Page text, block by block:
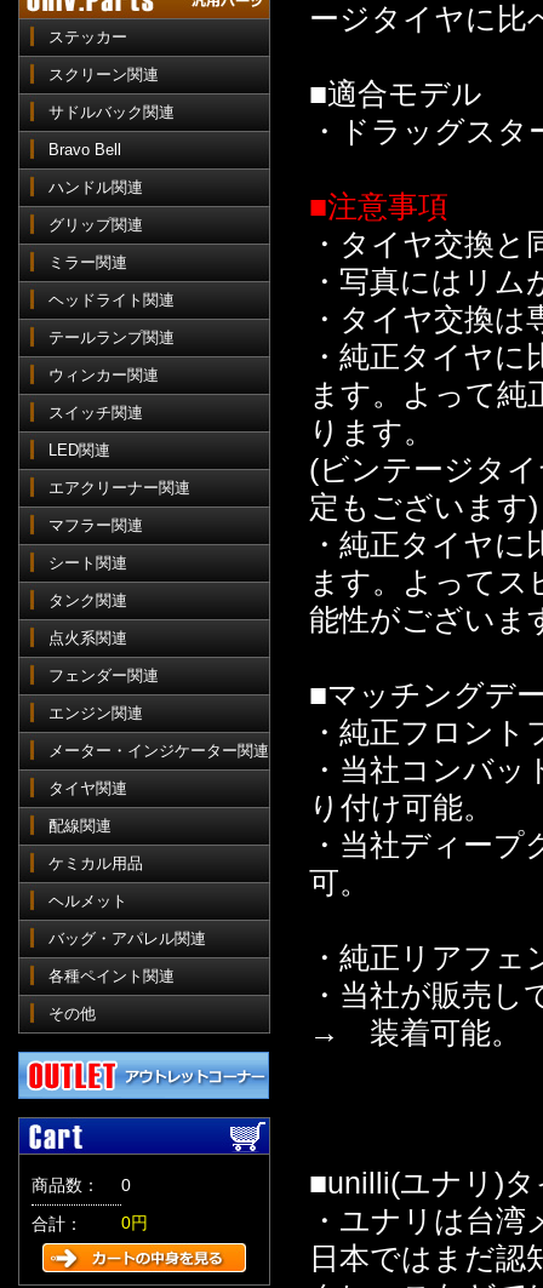
ステッカー
スクリーン関連
サドルバック関連
Bravo Bell
ハンドル関連
グリップ関連
ミラー関連
ヘッドライト関連
テールランプ関連
ウィンカー関連
スイッチ関連
LED関連
エアクリーナー関連
マフラー関連
シート関連
タンク関連
点火系関連
フェンダー関連
エンジン関連
メーター・インジケーター関連
タイヤ関連
配線関連
ケミカル用品
ヘルメット
バッグ・アパレル関連
各種ペイント関連
その他
商品数：
0
合計：
0円
ージタイヤに比
■適合モデル
・ドラッグス
■注意事項
・タイヤ交換
・写真にはリ
・タイヤ交換
・純正タイヤ
ます。よって純
ります。
(ビンテージタ
定もございます)
・純正タイヤ
ます。よってス
能性がございま
■マッチングデ
・純正フロン
・当社コンバ
り付け可能。
・当社ディー
可。
・純正リアフ
・当社が販売
→ 装着可能。
■unilli(ユナリ)
・ユナリは台湾
日本ではまだ認